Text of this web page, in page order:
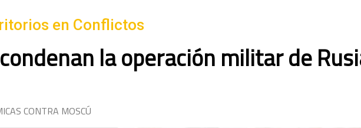
en Conflictos
la operación militar de
CONTRA MOSCÚ